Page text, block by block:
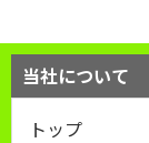
当社について
トップ